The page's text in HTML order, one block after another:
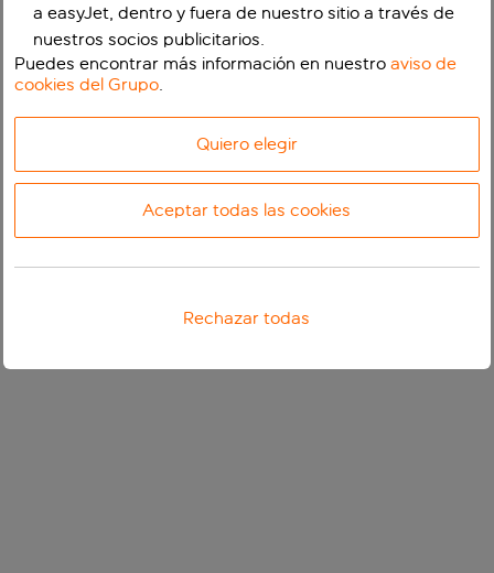
a easyJet, dentro y fuera de nuestro sitio a través de
nuestros socios publicitarios.
Puedes encontrar más información en nuestroaviso de
cookies del Grupo.
Quiero elegir
Aceptar todas las cookies
Rechazar todas